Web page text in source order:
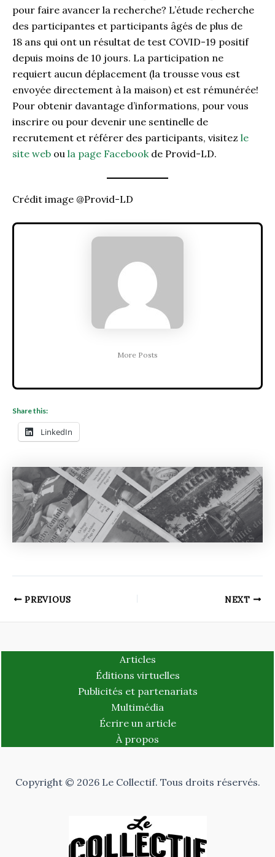
pour faire avancer la recherche? L’étude recherche
des participantes et participants âgés de plus de
18 ans qui ont un résultat de test COVID-19 positif
depuis moins de 10 jours. La participation ne
requiert aucun déplacement (la trousse vous est
envoyée directement à la maison) et est rémunérée!
Pour obtenir davantage d’informations, pour vous
inscrire ou pour devenir une sentinelle de
recrutement et référer des participants, visitez le
site web ou la page Facebookde Provid-LD.
Crédit image @Provid-LD
More Posts
Share this:
LinkedIn
PREVIOUS NEXT
Articles
Éditions virtuelles
Publicités et partenariats
Multimédia
Écrire un article
À propos
Copyright © 2026 Le Collectif. Tous droits réservés.